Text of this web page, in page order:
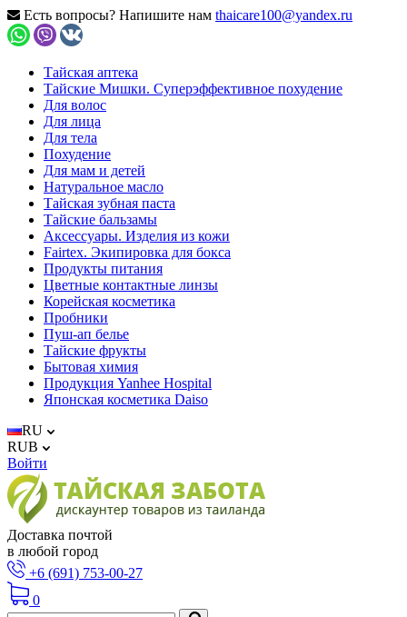
Есть вопросы? Напишите нам thaicare100@yandex.ru
Тайская аптека
Тайские Мишки. Суперэффективное похудение
Для волос
Для лица
Для тела
Похудение
Для мам и детей
Натуральное масло
Тайская зубная паста
Тайские бальзамы
Аксессуары. Изделия из кожи
Fairtex. Экипировка для бокса
Продукты питания
Цветные контактные линзы
Корейская косметика
Пробники
Пуш-ап белье
Тайские фрукты
Бытовая химия
Продукция Yanhee Hospital
Японская косметика Daiso
RU
RUB
Войти
Доставка почтой
в любой город
+6 (691) 753-00-27
0